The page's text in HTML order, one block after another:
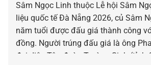
Sâm Ngọc Linh thuộc Lễ hội Sâm
liệu quốc tế Đà Nẵng 2026, củ Sâm
năm tuổi được đấu giá thành công
đồng. Người trúng đấu giá là ông
đại diện Tập đoàn Trường Sinh (tỉnh